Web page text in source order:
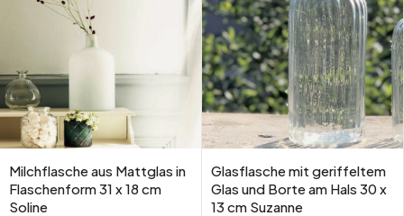
Milchflasche aus Mattglas in
Flaschenform 31 x 18 cm
Soline
Glasflasche mit geriffeltem
Glas und Borte am Hals 30 x
13 cm Suzanne